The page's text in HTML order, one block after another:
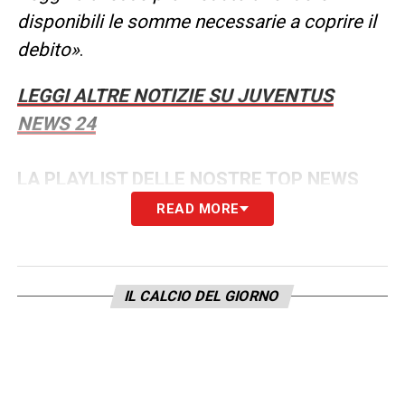
disponibili le somme necessarie a coprire il
debito».
LEGGI ALTRE NOTIZIE SU JUVENTUS
NEWS 24
LA PLAYLIST DELLE NOSTRE TOP NEWS
READ MORE
IL CALCIO DEL GIORNO